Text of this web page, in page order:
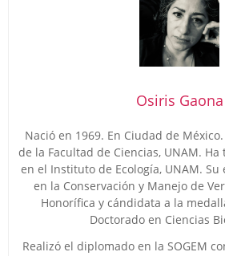
Osiris Gaona
Nació en 1969. En Ciudad de
de la Facultad de Ciencias, UNAM.
en el Instituto de Ecología, UNAM.
en la Conservación y Manejo de
Honorífica y cándidata a la
Doctorado en Ciencias
Realizó el diplomado en la SOGEM